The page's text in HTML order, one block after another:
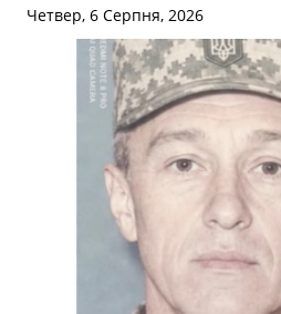
Четвер, 6 Серпня, 2026